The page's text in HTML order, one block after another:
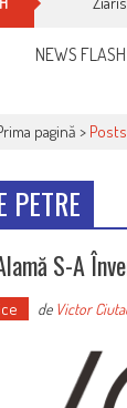
NEWS FLASH
pagină >
PETRE
S-A
de Victor